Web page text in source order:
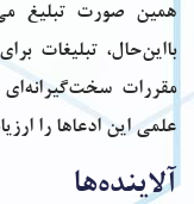
همین صورت تبلیغ
بااین‌حال، تبلیغات
مقررات سخت‌گیرانه‌ای
علمی این ادعاها را
آلاینده‌ها